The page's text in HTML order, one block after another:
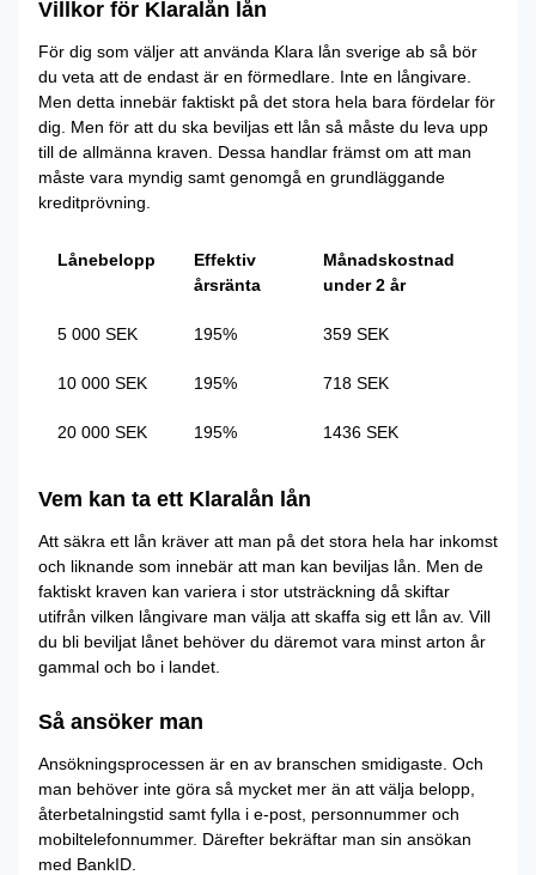
Villkor för Klaralån lån
För dig som väljer att använda Klara lån sverige ab så bör
du veta att de endast är en förmedlare. Inte en långivare.
Men detta innebär faktiskt på det stora hela bara fördelar för
dig. Men för att du ska beviljas ett lån så måste du leva upp
till de allmänna kraven. Dessa handlar främst om att man
måste vara myndig samt genomgå en grundläggande
kreditprövning.
Lånebelopp
Effektiv
årsränta
Månadskostnad
under 2 år
5 000 SEK 195% 359 SEK
10 000 SEK 195% 718 SEK
20 000 SEK 195% 1436 SEK
Vem kan ta ett Klaralån lån
Att säkra ett lån kräver att man på det stora hela har inkomst
och liknande som innebär att man kan beviljas lån. Men de
faktiskt kraven kan variera i stor utsträckning då skiftar
utifrån vilken långivare man välja att skaffa sig ett lån av. Vill
du bli beviljat lånet behöver du däremot vara minst arton år
gammal och bo i landet.
Så ansöker man
Ansökningsprocessen är en av branschen smidigaste. Och
man behöver inte göra så mycket mer än att välja belopp,
återbetalningstid samt fylla i e-post, personnummer och
mobiltelefonnummer. Därefter bekräftar man sin ansökan
med BankID.